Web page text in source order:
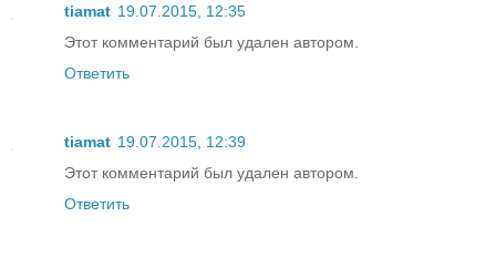
tiamat 19.07.2015, 12:35
Этот комментарий был удален автором.
Ответить
tiamat 19.07.2015, 12:39
Этот комментарий был удален автором.
Ответить